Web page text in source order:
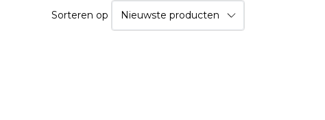
Sorteren op